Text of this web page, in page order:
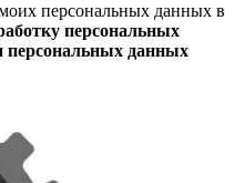
персональных данных в
персональных
персональных данных